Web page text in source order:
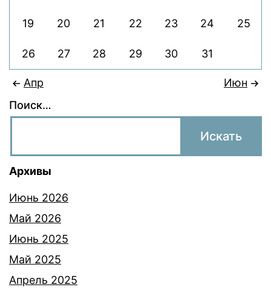
19 20 21 22 23 24 25
26 27 28 29 30 31
Апр
Июн
Поиск…
Архивы
Июнь 2026
Май 2026
Июнь 2025
Май 2025
Апрель 2025